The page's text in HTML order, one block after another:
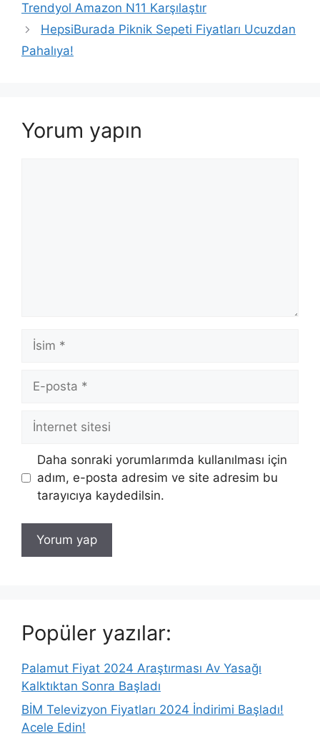
Trendyol Amazon N11 Karşılaştır
HepsiBurada Piknik Sepeti Fiyatları Ucuzdan
Pahalıya!
Yorum yapın
İsim
posta
İnternet
Daha sonraki yorumlarımda kullanılması için
adım, e-posta adresim ve site adresim bu
tarayıcıya kaydedilsin.
Popüler yazılar:
Palamut Fiyat 2024 Araştırması Av Yasağı
Kalktıktan Sonra Başladı
BİM Televizyon Fiyatları 2024 İndirimi Başladı!
Acele Edin!